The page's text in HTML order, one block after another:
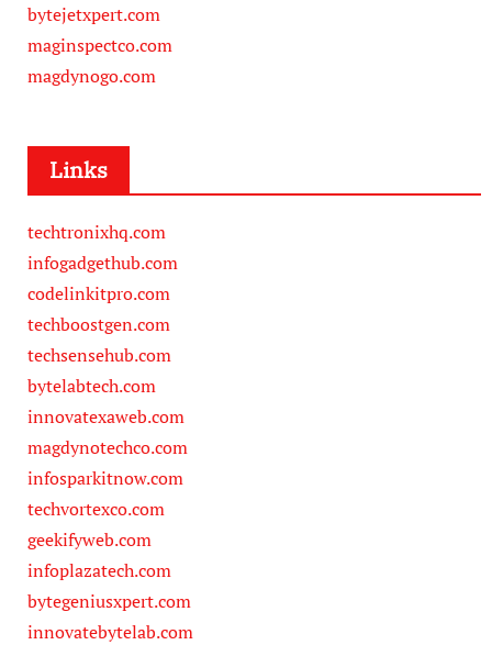
bytejetxpert.com
maginspectco.com
magdynogo.com
Links
techtronixhq.com
infogadgethub.com
codelinkitpro.com
techboostgen.com
techsensehub.com
bytelabtech.com
innovatexaweb.com
magdynotechco.com
infosparkitnow.com
techvortexco.com
geekifyweb.com
infoplazatech.com
bytegeniusxpert.com
innovatebytelab.com